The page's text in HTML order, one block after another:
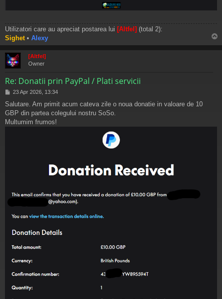
Utilizatori care au apreciat postarea lui [Altfel] (total 2):
Sighet• Alexy
u
[Altfel]
Owner
Re: Donatii prin PayPal / Plati servicii
M
s
a
j
23 Apr 2026, 13:34
Salutare. Am primit acum cateva zile o noua donatie in valoare de 10
GBP din partea colegului nostru SoSo.
Multumim frumos!